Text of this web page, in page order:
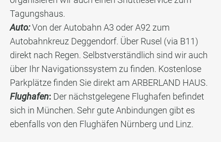
Tagungshaus.
Auto:Von der Autobahn A3 oder A92 zum
Autobahnkreuz Deggendorf. Über Rusel (via B11)
direkt nach Regen. Selbstverständlich sind wir auch
über Ihr Navigationssystem zu finden. Kostenlose
Parkplätze finden Sie direkt am ARBERLAND HAUS.
Flughafen: Der nächstgelegene Flughafen befindet
sich in München. Sehr gute Anbindungen gibt es
ebenfalls von den Flughäfen Nürnberg und Linz.